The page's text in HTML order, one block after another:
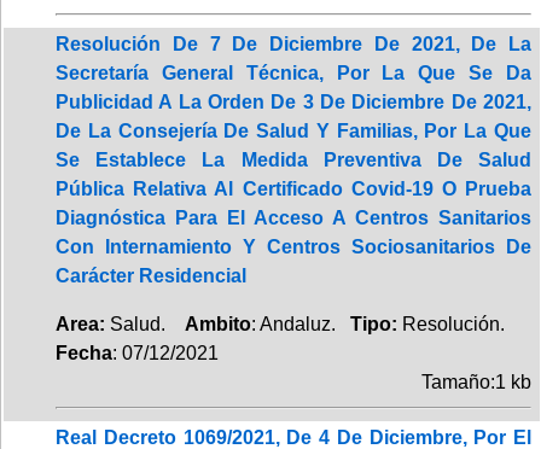
Resolución De 7 De Diciembre De 2021, De La
Secretaría General Técnica, Por La Que Se Da
Publicidad A La Orden De 3 De Diciembre De 2021,
De La Consejería De Salud Y Familias, Por La Que
Se Establece La Medida Preventiva De Salud
Pública Relativa Al Certificado Covid-19 O Prueba
Diagnóstica Para El Acceso A Centros Sanitarios
Con Internamiento Y Centros Sociosanitarios De
Carácter Residencial
Area: Salud. Ambito: Andaluz. Tipo: Resolución.
Fecha: 07/12/2021
Tamaño:1 kb
Real Decreto 1069/2021, De 4 De Diciembre, Por El